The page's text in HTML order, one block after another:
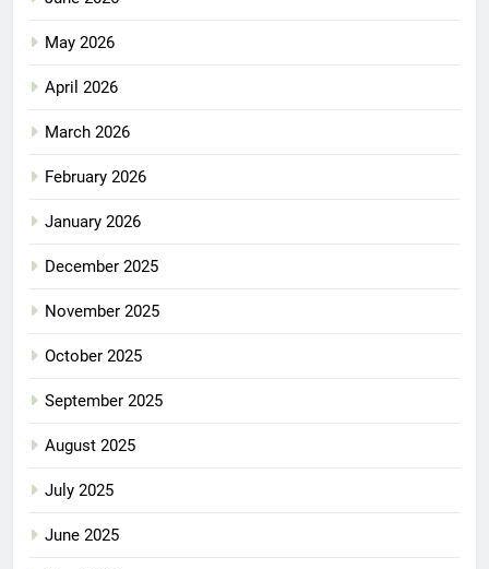
May 2026
April 2026
March 2026
February 2026
January 2026
December 2025
November 2025
October 2025
September 2025
August 2025
July 2025
June 2025